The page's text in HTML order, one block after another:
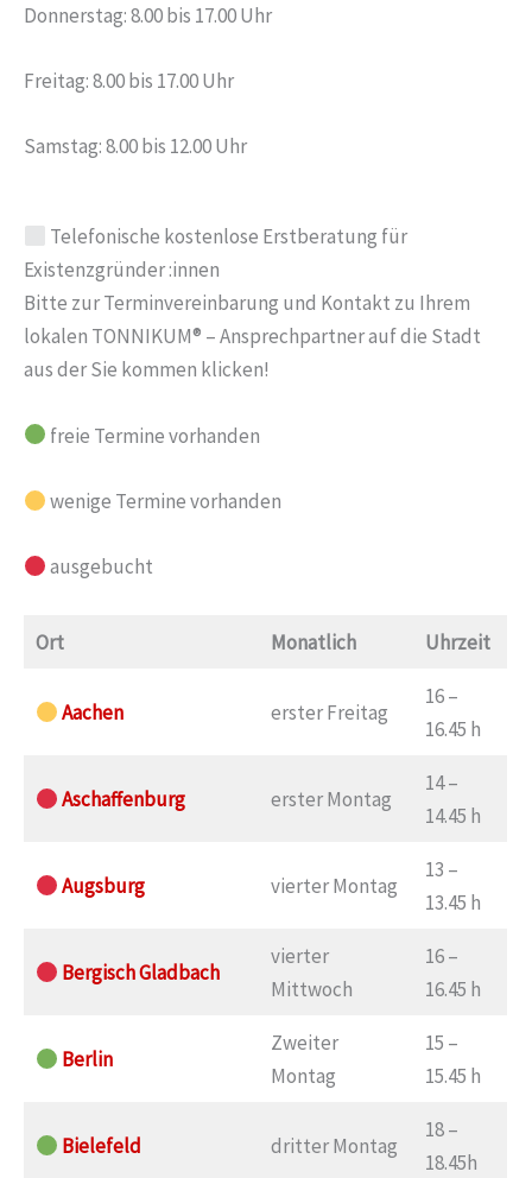
Donnerstag: 8.00 bis 17.00 Uhr
Freitag: 8.00 bis 17.00 Uhr
Samstag: 8.00 bis 12.00 Uhr
Telefonische kostenlose Erstberatung für
Existenzgründer :innen
Bitte zur Terminvereinbarung und Kontakt zu Ihrem
lokalen TONNIKUM® – Ansprechpartner auf die Stadt
aus der Sie kommen klicken!
freie Termine vorhanden
wenige Termine vorhanden
ausgebucht
Ort Monatlich Uhrzeit
Aachen erster Freitag
16 –
16.45 h
Aschaffenburg erster Montag
14 –
14.45 h
Augsburg vierter Montag
13 –
13.45 h
Bergisch Gladbach
vierter
Mittwoch
16 –
16.45 h
Berlin
Zweiter
Montag
15 –
15.45 h
Bielefeld dritter Montag
18 –
18.45h